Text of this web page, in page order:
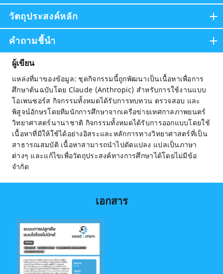
วัตถุประสงค์หลัก
คำถามชี้นำ
ผู้เขียน
แหล่งที่มาของข้อมูล: ชุดกิจกรรมนี้ถูกพัฒนาเป็นเนื้อหาเพื่อการ
ศึกษาต้นฉบับโดย Claude (Anthropic) สำหรับการใช้งานแบบ
โอเพนซอร์ส กิจกรรมทั้งหมดได้รับการทบทวน ตรวจสอบ และ
พิสูจน์อักษรโดยทีมนักการศึกษาจากเครือข่ายเทศกาลภาพยนตร์
วิทยาศาสตร์นานาชาติ กิจกรรมทั้งหมดได้รับการออกแบบโดยใช้
เนื้อหาที่มีให้ใช้ได้อย่างอิสระและหลักการทางวิทยาศาสตร์ที่เป็น
สาธารณสมบัติ เนื้อหาสามารถนำไปดัดแปลง แปลเป็นภาษา
ต่างๆ และแก้ไขเพื่อวัตถุประสงค์ทางการศึกษาได้โดยไม่มีข้อ
จำกัด
เอกสาร